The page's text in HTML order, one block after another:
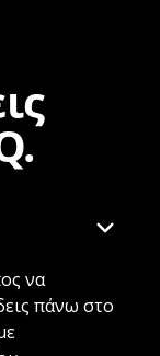
να
πάνω στο